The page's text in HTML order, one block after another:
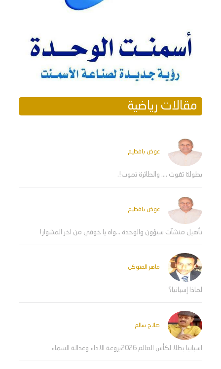
مقالات رياضية
عوض بافطيم
بطولة تفوت .... والطائرة تموت!.
عوض بافطيم
تأهيل منشآت سيؤون والوحدة ...واه يا خوفي من اخر المشوار!
ماهر المتوكل
لماذا إسبانيا؟
صلاح سالم
اسبانيا بطلا لكأس العالم 2026بروعة الاداء وعدالة السماء